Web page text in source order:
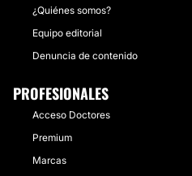
¿Quiénes somos?
Equipo editorial
Denuncia de contenido
PROFESIONALES
Acceso Doctores
Premium
Marcas